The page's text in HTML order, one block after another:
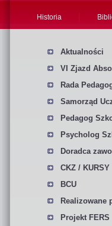
Historia
Aktualności
VI Zjazd
Rada
Samorząd
Pedagog
Psycholog
Doradca
CKZ / KURSY
BCU
Realizowane
Projekt FERS